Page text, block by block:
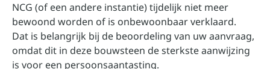
NCG (of een andere instantie) tijdelijk niet meer
bewoond worden of is onbewoonbaar verklaard.
Dat is belangrijk bij de beoordeling van uw aanvraag,
omdat dit in deze bouwsteen de sterkste aanwijzing
is voor een persoonsaantasting.